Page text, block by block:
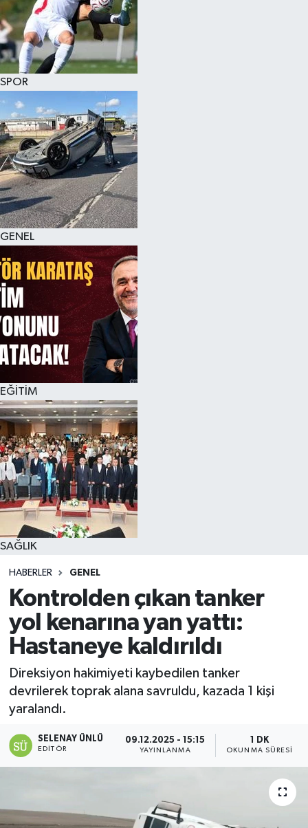
SPOR
GENEL
EĞİTİM
SAĞLIK
HABERLER GENEL
Kontrolden çıkan tanker
yol kenarına yan yattı:
Hastaneye kaldırıldı
Direksiyon hakimiyeti kaybedilen tanker
devrilerek toprak alana savruldu, kazada 1 kişi
yaralandı.
SELENAY ÜNLÜ
EDITÖR
09.12.2025 - 15:15
YAYINLANMA
1 DK
OKUNMA SÜRESI
KÜLTÜR SANAT
MAGAZİN
SAĞLIK
SİYASET
SPOR
TEKNOLOJİ
YAŞAM